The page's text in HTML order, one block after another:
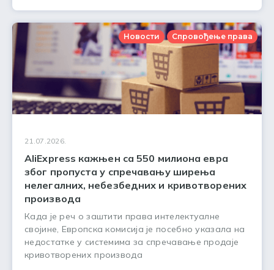
Новости Спровођење права
21.07.2026.
AliExpress кажњен са 550 милиона евра
због пропуста у спречавању ширења
нелегалних, небезбедних и кривотворених
производа
Када је реч о заштити права интелектуалне
својине, Европска комисија је посебно указала на
недостатке у системима за спречавање продаје
кривотворених производа